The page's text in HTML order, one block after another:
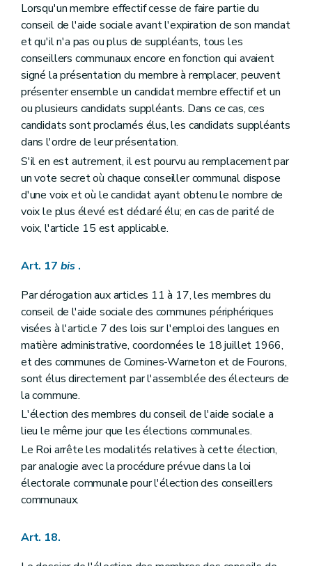
Lorsqu'un membre effectif cesse de faire partie du
conseil de l'aide sociale avant l'expiration de son mandat
et qu'il n'a pas ou plus de suppléants, tous les
conseillers communaux encore en fonction qui avaient
signé la présentation du membre à remplacer, peuvent
présenter ensemble un candidat membre effectif et un
ou plusieurs candidats suppléants. Dans ce cas, ces
candidats sont proclamés élus, les candidats suppléants
dans l'ordre de leur présentation.
S'il en est autrement, il est pourvu au remplacement par
un vote secret où chaque conseiller communal dispose
d'une voix et où le candidat ayant obtenu le nombre de
voix le plus élevé est déclaré élu; en cas de parité de
voix, l'article 15 est applicable.
Art. 17 bis .
Par dérogation aux articles 11 à 17, les membres du
conseil de l'aide sociale des communes périphériques
visées à l'article 7 des lois sur l'emploi des langues en
matière administrative, coordonnées le 18 juillet 1966,
et des communes de Comines-Warneton et de Fourons,
sont élus directement par l'assemblée des électeurs de
la commune.
L'élection des membres du conseil de l'aide sociale a
lieu le même jour que les élections communales.
Le Roi arrête les modalités relatives à cette élection,
par analogie avec la procédure prévue dans la loi
électorale communale pour l'élection des conseillers
communaux.
Art. 18.